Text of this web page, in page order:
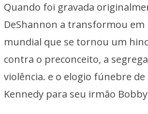
Quando foi gravada
DeShannon a transformou em
mundial que se tornou um
contra o preconceito, a
violência. e o elogio fúnebre de
Kennedy para seu irmão